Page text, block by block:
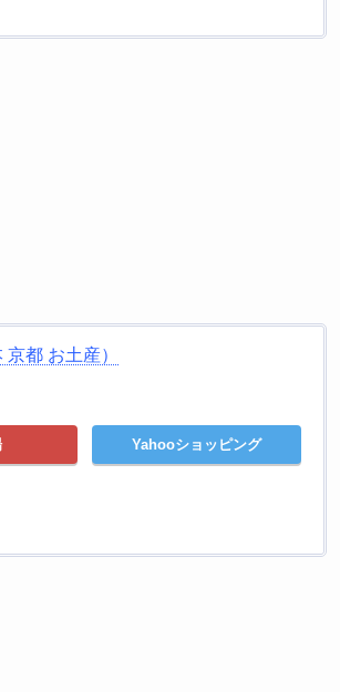
都 お土産）
Yahooショッピング